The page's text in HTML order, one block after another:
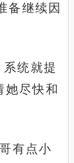
备继续因
统就提
她尽快和
有点小